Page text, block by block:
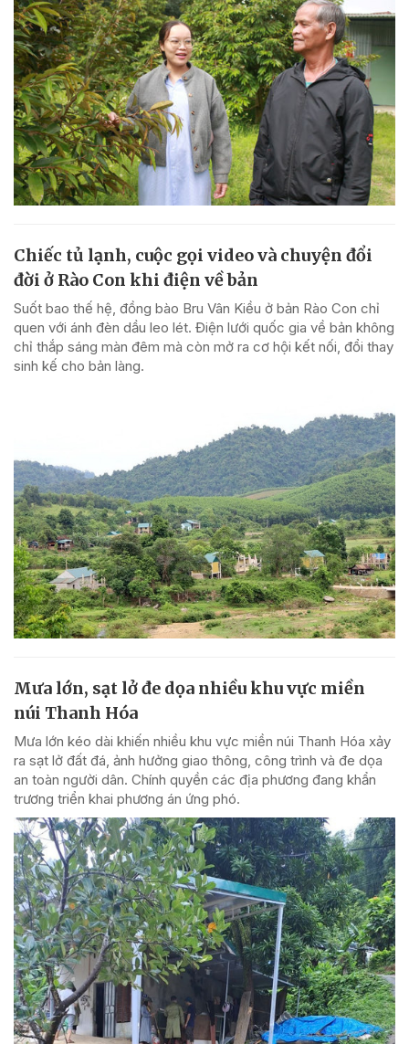
Chiếc tủ lạnh, cuộc gọi video và chuyện đổi
đời ở Rào Con khi điện về bản
Suốt bao thế hệ, đồng bào Bru Vân Kiều ở bản Rào Con chỉ
quen với ánh đèn dầu leo lét. Điện lưới quốc gia về bản không
chỉ thắp sáng màn đêm mà còn mở ra cơ hội kết nối, đổi thay
sinh kế cho bản làng.
Mưa lớn, sạt lở đe dọa nhiều khu vực miền
núi Thanh Hóa
Mưa lớn kéo dài khiến nhiều khu vực miền núi Thanh Hóa xảy
ra sạt lở đất đá, ảnh hưởng giao thông, công trình và đe dọa
an toàn người dân. Chính quyền các địa phương đang khẩn
trương triển khai phương án ứng phó.